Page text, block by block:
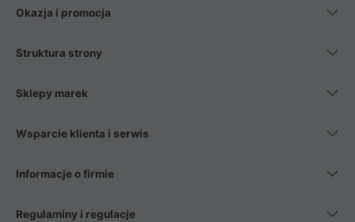
Okazja i promocja
Struktura strony
Sklepy marek
Wsparcie klienta i serwis
Informacje o firmie
Regulaminy i regulacje